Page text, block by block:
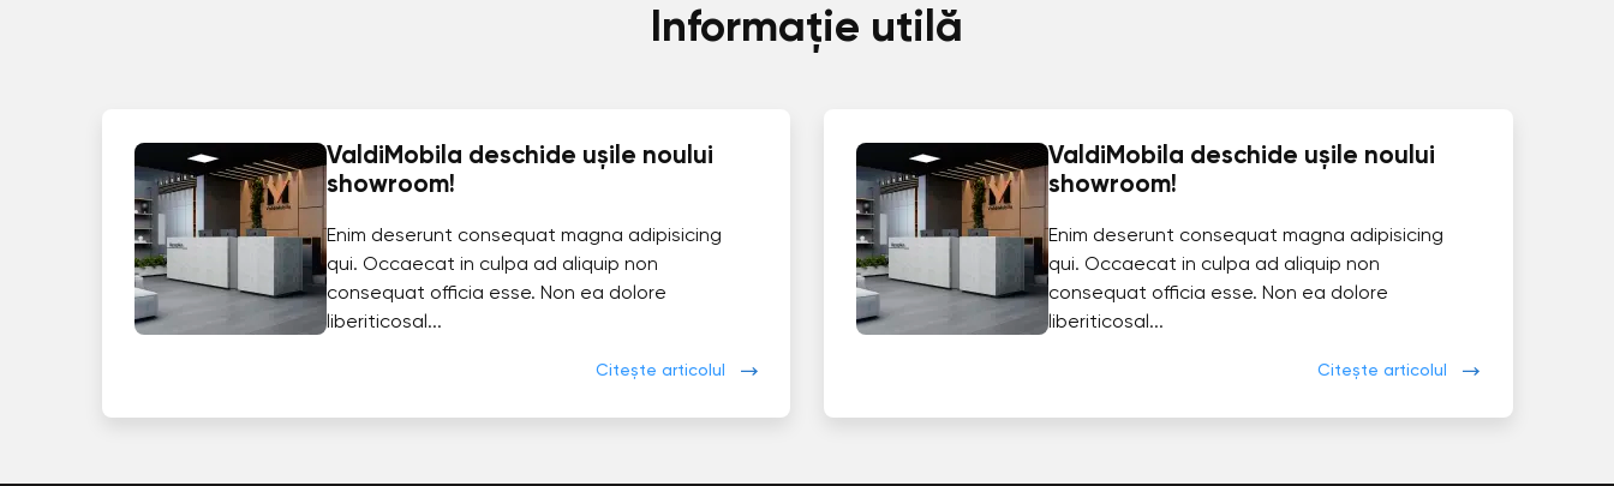
Informație utilă
ValdiMobila deschide ușile noului
showroom!
Enim deserunt consequat magna adipisicing
qui. Occaecat in culpa ad aliquip non
consequat officia esse. Non ea dolore
liberiticosal...
Citește articolul
ValdiMobila deschide ușile noului
showroom!
Enim deserunt consequat magna adipisicing
qui. Occaecat in culpa ad aliquip non
consequat officia esse. Non ea dolore
liberiticosal...
Citește articolul